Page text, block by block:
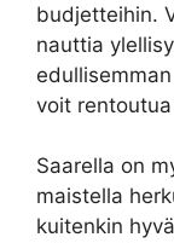
budjetteihin.
nauttia
voit
Saarella on
maistella
kuitenkin